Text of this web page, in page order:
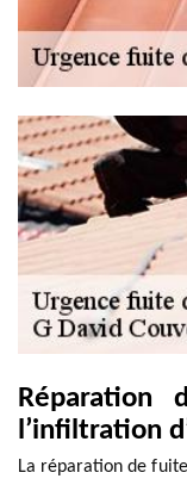
l’infiltration
La réparation de